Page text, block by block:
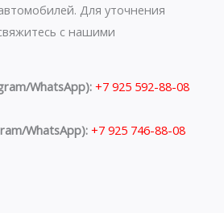
Для уточнения
с нашими
WhatsApp): +7 925 592-88-08
WhatsApp): +7 925 746-88-08